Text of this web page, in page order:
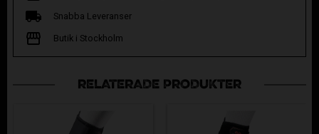
Snabba Leveranser
Butik i Stockholm
RELATERADE PRODUKTER